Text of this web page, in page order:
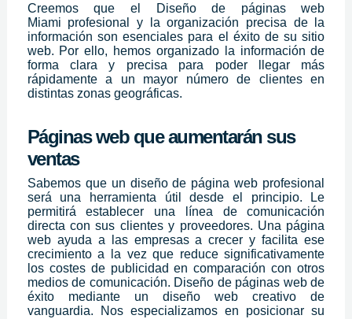
Creemos que el
Diseño de páginas web
Miami profesional y la organización precisa de la
información son esenciales para el éxito de su sitio
web. Por ello, hemos organizado la información de
forma clara y precisa para poder llegar más
rápidamente a un mayor número de clientes en
distintas zonas geográficas.
Páginas web que aumentarán sus
ventas
Sabemos que un diseño de página web profesional
será una herramienta útil desde el principio. Le
permitirá establecer una línea de comunicación
directa con sus clientes y proveedores. Una página
web ayuda a las empresas a crecer y facilita ese
crecimiento a la vez que reduce significativamente
los costes de publicidad en comparación con otros
medios de comunicación. Diseño de páginas web de
éxito mediante un diseño web creativo de
vanguardia. Nos especializamos en posicionar su